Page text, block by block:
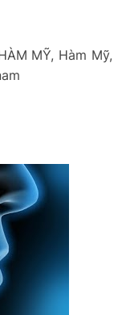
MỸ, Hàm Mỹ,